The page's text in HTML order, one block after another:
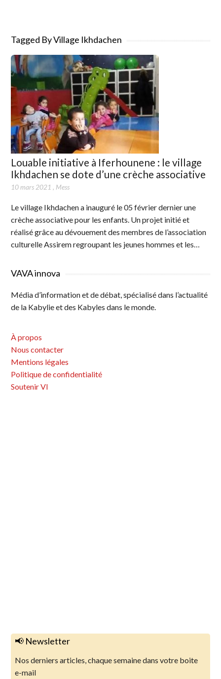
Tagged By Village Ikhdachen
Louable initiative à Iferhounene : le village
Ikhdachen se dote d’une crèche associative
10 mars 2021 , Mess
Le village Ikhdachen a inauguré le 05 février dernier une
crèche associative pour les enfants. Un projet initié et
réalisé grâce au dévouement des membres de l’association
culturelle Assirem regroupant les jeunes hommes et les…
VAVA innova
Média d’information et de débat, spécialisé dans l’actualité
de la Kabylie et des Kabyles dans le monde.
À propos
Nous contacter
Mentions légales
Politique de confidentialité
Soutenir VI
📢 Newsletter
Nos derniers articles, chaque semaine dans votre boite
e-mail